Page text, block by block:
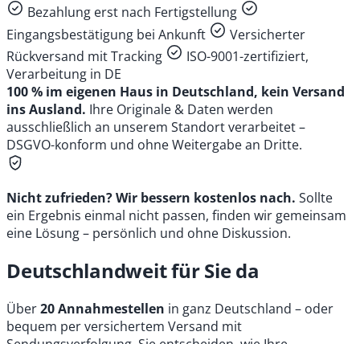
Bezahlung erst nach Fertigstellung
Eingangsbestätigung bei Ankunft
Versicherter
Rückversand mit Tracking
ISO-9001-zertifiziert,
Verarbeitung in DE
100 % im eigenen Haus in Deutschland, kein Versand
ins Ausland. Ihre Originale & Daten werden
ausschließlich an unserem Standort verarbeitet –
DSGVO-konform und ohne Weitergabe an Dritte.
Nicht zufrieden? Wir bessern kostenlos nach. Sollte
ein Ergebnis einmal nicht passen, finden wir gemeinsam
eine Lösung – persönlich und ohne Diskussion.
Deutschlandweit für Sie da
Über20 Annahmestellen in ganz Deutschland – oder
bequem per versichertem Versand mit